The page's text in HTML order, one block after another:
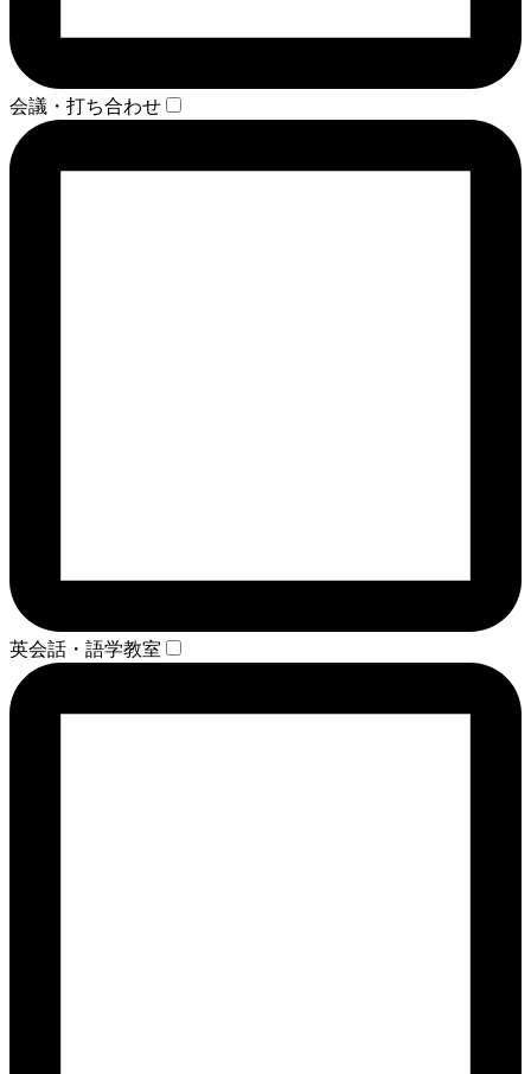
会議・打ち合わせ
英会話・語学教室